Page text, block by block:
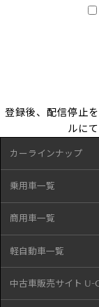
登録後、配信停止
ルに
カーラインナップ
乗用車一覧
商用車一覧
軽自動車一覧
中古車販売サイト U-